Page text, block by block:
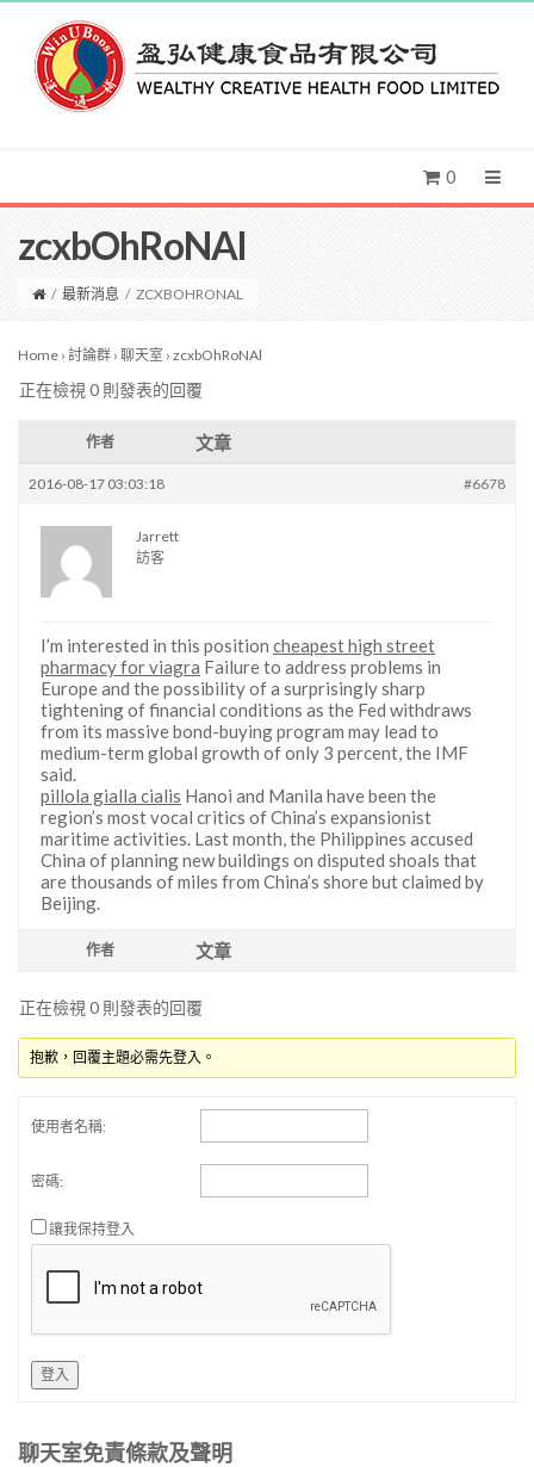
0
zcxbOhRoNAl
/ 最新消息 / ZCXBOHRONAL
Home › 討論群 › 聊天室 › zcxbOhRoNAl
正在檢視 0 則發表的回覆
作者 文章
2016-08-17 03:03:18 #6678
Jarrett
訪客
I’m interested in this position cheapest high street
pharmacy for viagra Failure to address problems in
Europe and the possibility of a surprisingly sharp
tightening of financial conditions as the Fed withdraws
from its massive bond-buying program may lead to
medium-term global growth of only 3 percent, the IMF
said.
pillola gialla cialis Hanoi and Manila have been the
region’s most vocal critics of China’s expansionist
maritime activities. Last month, the Philippines accused
China of planning new buildings on disputed shoals that
are thousands of miles from China’s shore but claimed by
Beijing.
作者 文章
正在檢視 0 則發表的回覆
抱歉，回覆主題必需先登入。
使用者名稱:
密碼:
讓我保持登入
登入
聊天室免責條款及聲明